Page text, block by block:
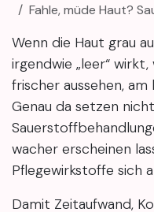
Fahle, müde Haut?
Wenn die Haut grau
irgendwie „leer“
frischer aussehen,
Genau da setzen
wacher erscheinen
Pflegewirkstoffe sich
Damit Zeitaufwand,